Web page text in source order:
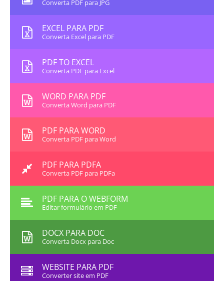
Converta PDF para JPG
EXCEL PARA PDF
Converta Excel para PDF
PDF TO EXCEL
Converta PDF para Excel
WORD PARA PDF
Converta Word para PDF
PDF PARA WORD
Converta PDF para Word
PDF PARA PDFA
Converta PDF para PDFa
PDF PARA O WEBFORM
Editar formulário em PDF
DOCX PARA DOC
Converta Docx para Doc
WEBSITE PARA PDF
Converter site em PDF